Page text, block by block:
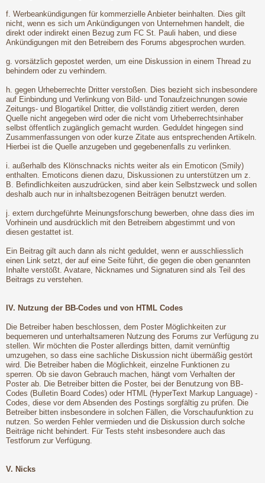
f. Werbeankündigungen für kommerzielle Anbieter beinhalten. Dies gilt
nicht, wenn es sich um Ankündigungen von Unternehmen handelt, die
direkt oder indirekt einen Bezug zum FC St. Pauli haben, und diese
Ankündigungen mit den Betreibern des Forums abgesprochen wurden.
g. vorsätzlich gepostet werden, um eine Diskussion in einem Thread zu
behindern oder zu verhindern.
h. gegen Urheberrechte Dritter verstoßen. Dies bezieht sich insbesondere
auf Einbindung und Verlinkung von Bild- und Tonaufzeichnungen sowie
Zeitungs- und Blogartikel Dritter, die vollständig zitiert werden, deren
Quelle nicht angegeben wird oder die nicht vom Urheberrechtsinhaber
selbst öffentlich zugänglich gemacht wurden. Geduldet hingegen sind
Zusammenfassungen von oder kurze Zitate aus entsprechenden Artikeln.
Hierbei ist die Quelle anzugeben und gegebenenfalls zu verlinken.
i. außerhalb des Klönschnacks nichts weiter als ein Emoticon (Smily)
enthalten. Emoticons dienen dazu, Diskussionen zu unterstützen um z.
B. Befindlichkeiten auszudrücken, sind aber kein Selbstzweck und sollen
deshalb auch nur in inhaltsbezogenen Beiträgen benutzt werden.
j. extern durchgeführte Meinungsforschung bewerben, ohne dass dies im
Vorhinein und ausdrücklich mit den Betreibern abgestimmt und von
diesen gestattet ist.
Ein Beitrag gilt auch dann als nicht geduldet, wenn er ausschliesslich
einen Link setzt, der auf eine Seite führt, die gegen die oben genannten
Inhalte verstößt. Avatare, Nicknames und Signaturen sind als Teil des
Beitrags zu verstehen.
IV. Nutzung der BB-Codes und von HTML Codes
Die Betreiber haben beschlossen, dem Poster Möglichkeiten zur
bequemeren und unterhaltsameren Nutzung des Forums zur Verfügung zu
stellen. Wir möchten die Poster allerdings bitten, damit vernünftig
umzugehen, so dass eine sachliche Diskussion nicht übermäßig gestört
wird. Die Betreiber haben die Möglichkeit, einzelne Funktionen zu
sperren. Ob sie davon Gebrauch machen, hängt vom Verhalten der
Poster ab. Die Betreiber bitten die Poster, bei der Benutzung von BB-
Codes (Bulletin Board Codes) oder HTML (HyperText Markup Language) -
Codes, diese vor dem Absenden des Postings sorgfältig zu prüfen. Die
Betreiber bitten insbesondere in solchen Fällen, die Vorschaufunktion zu
nutzen. So werden Fehler vermieden und die Diskussion durch solche
Beiträge nicht behindert. Für Tests steht insbesondere auch das
Testforum zur Verfügung.
V. Nicks